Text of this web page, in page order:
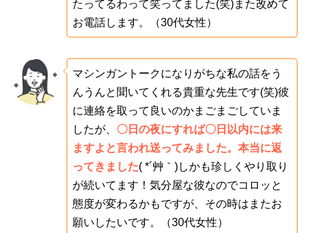
たってるわって笑ってました(笑)また改めて
お電話します。（30代女性）
マシンガントークになりがちな私の話をう
んうんと聞いてくれる貴重な先生です(笑)彼
に連絡を取って良いのかまごまごしていま
したが、 〇日の夜にすれば〇日以内には来
ますよと言われ送ってみました。本当に返
ってきました( *´艸｀)しかも珍しくやり取り
が続いてます！気分屋な彼なのでコロッと
態度が変わるかもですが、その時はまたお
願いしたいです。（30代女性）